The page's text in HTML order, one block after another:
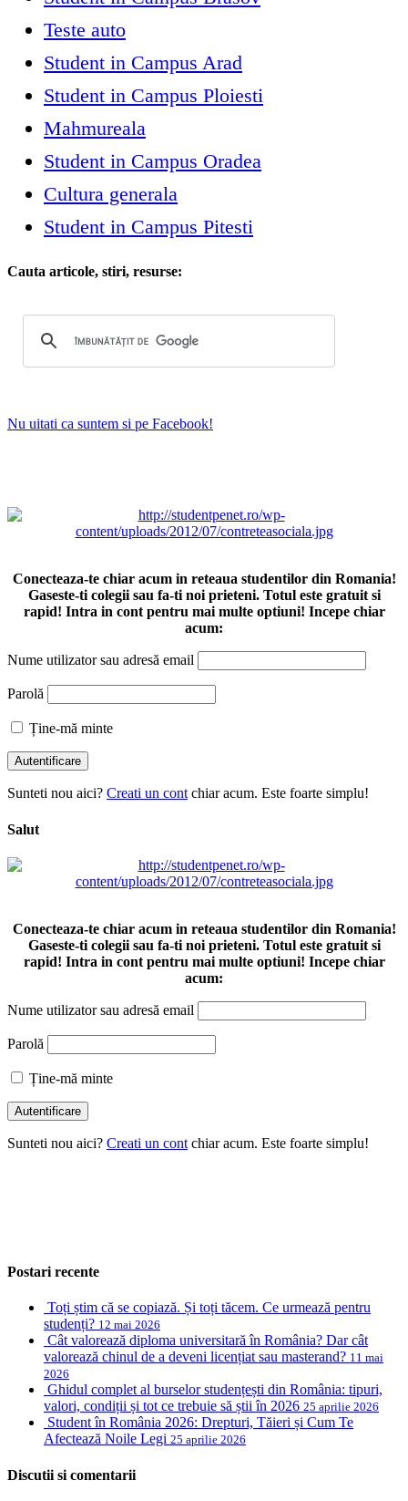
Teste auto
Student in Campus Arad
Student in Campus Ploiesti
Mahmureala
Student in Campus Oradea
Cultura generala
Student in Campus Pitesti
Cauta articole, stiri, resurse:
Nu uitati ca suntem si pe Facebook!
Conecteaza-te chiar acum in reteaua studentilor din Romania!
Gaseste-ti colegii sau fa-ti noi prieteni. Totul este gratuit si
rapid! Intra in cont pentru mai multe optiuni! Incepe chiar
acum:
Nume utilizator sau adresă email
Parolă
Ține-mă minte
Sunteti nou aici? Creati un cont chiar acum. Este foarte simplu!
Salut
Conecteaza-te chiar acum in reteaua studentilor din Romania!
Gaseste-ti colegii sau fa-ti noi prieteni. Totul este gratuit si
rapid! Intra in cont pentru mai multe optiuni! Incepe chiar
acum:
Nume utilizator sau adresă email
Parolă
Ține-mă minte
Sunteti nou aici? Creati un cont chiar acum. Este foarte simplu!
Postari recente
Toți știm că se copiază. Și toți tăcem. Ce urmează pentru
studenți? 12 mai 2026
Cât valorează diploma universitară în România? Dar cât
valorează chinul de a deveni licențiat sau masterand? 11 mai
2026
Ghidul complet al burselor studențești din România: tipuri,
valori, condiții și tot ce trebuie să știi în 2026 25 aprilie 2026
Student în România 2026: Drepturi, Tăieri și Cum Te
Afectează Noile Legi 25 aprilie 2026
Discutii si comentarii